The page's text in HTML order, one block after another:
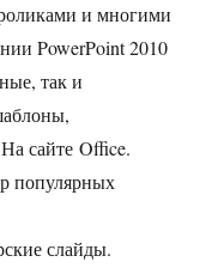
и многими
PowerPoint 2010
так и
сайте Office.
популярных
слайды.